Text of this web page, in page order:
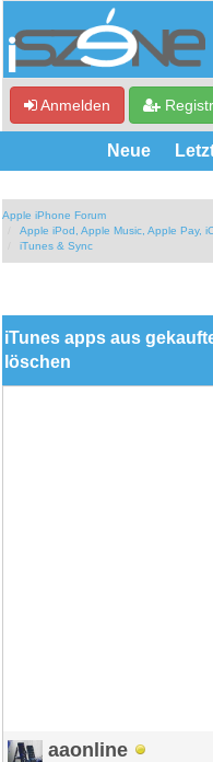
Anmelden
Neue
Apple iPhone Forum
Apple iPod, Apple Music, Apple Pay,
iTunes & Sync
iTunes apps aus
löschen
aaonline